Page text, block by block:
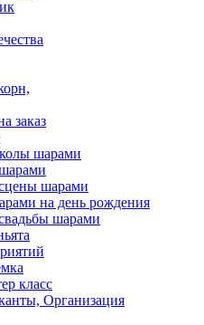
заказ
шарами
шарами
на день рождения
шарами
класс
Организация